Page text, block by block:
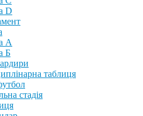
D
А
Б
таблиця
стадія